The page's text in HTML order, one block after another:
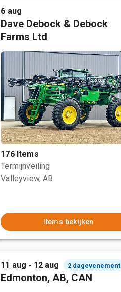
6 aug
Dave Debock & Debock
Farms Ltd
176 Items
Termijnveiling
Valleyview, AB
Items bekijken
11 aug - 12 aug 2 dagevenement
Edmonton, AB, CAN